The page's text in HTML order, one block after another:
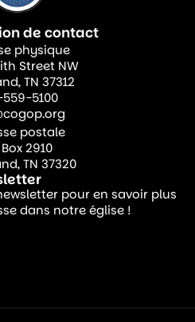
de contact
physique
Street NW
TN 37312
5100
postale
2910
TN 37320
pour en savoir plus
dans notre église !